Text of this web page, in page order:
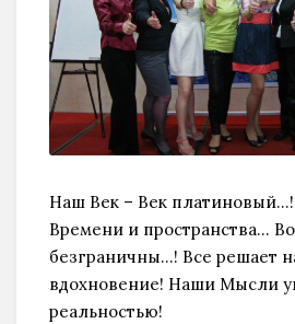
Наш Век – Век
Времени и пространства…
безграничны…! Все решает
вдохновение! Наши Мысли
реальностью!